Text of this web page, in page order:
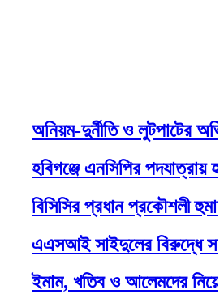
অনিয়ম-দুর্নীতি ও লুটপাটের
হবিগঞ্জে এনসিপির পদযাত্রায়
বিসিসির প্রধান প্রকৌশলী
এএসআই সাইদুলের বিরুদ্ধে
ইমাম, খতিব ও আলেমদের নিয়ে